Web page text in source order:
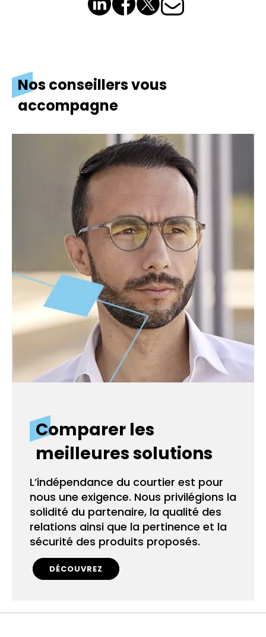
Nos conseillers vous
accompagne
Comparer les
meilleures solutions
L’indépendance du courtier est pour
nous une exigence. Nous privilégions la
solidité du partenaire, la qualité des
relations ainsi que la pertinence et la
sécurité des produits proposés.
DÉCOUVREZ